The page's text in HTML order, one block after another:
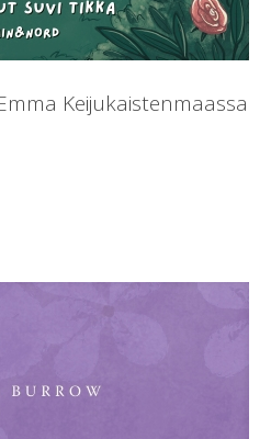
Keijukaistenmaassa